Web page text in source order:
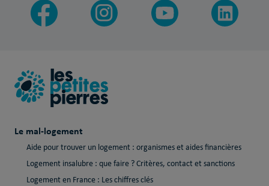
Le mal-logement
Aide pour trouver un logement : organismes et aides financières
Logement insalubre : que faire ? Critères, contact et sanctions
Logement en France : Les chiffres clés